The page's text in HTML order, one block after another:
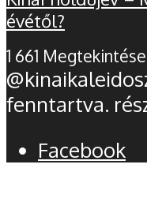
évétől?
1 661
fenntartva.
Facebook